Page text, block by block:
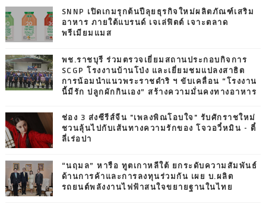
SNNP เปิดเกมรุกต้นปีลุยธุรกิจใหม่ผลิตภัณฑ์เสริม
อาหาร ภายใต้แบรนด์ เจเล่ฟิตต์ เจาะตลาด
พรีเมียมแมส
พช.ราชบุรี ร่วมตรวจเยี่ยมสถานประกอบกิจการ
SCGP โรงงานบ้านโป่ง และเยี่ยมชมแปลงสาธิต
การน้อมนำแนวพระราชดำริ ฯ ขับเคลื่อน “โรงงาน
นี้มีรัก ปลูกผักกินเอง” สร้างความมั่นคงทางอาหาร
ช่อง 3 ส่งซีรีส์จีน "เพลงพิณโอบใจ" รับศักราชใหม่
ชวนลุ้นไปกับเส้นทางความรักของ โจวอวี๋หมิน - ตี๋
ลี่เร่อปา
“นฤมล” หารือ ทูตเกาหลีใต้ ยกระดับความสัมพันธ์
ด้านการค้าและการลงทุนร่วมกัน เผย บ.ผลิต
รถยนต์พลังงานไฟฟ้าสนใจขยายฐานในไทย